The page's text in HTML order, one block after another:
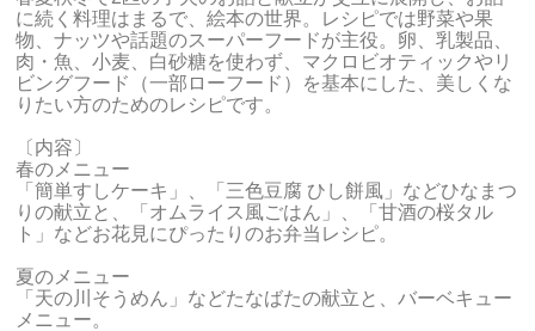
に続く料理はまるで、絵本の世界。レシピでは野菜や果
物、ナッツや話題のスーパーフードが主役。卵、乳製品、
肉・魚、小麦、白砂糖を使わず、マクロビオティックやリ
ビングフード（一部ローフード）を基本にした、美しくな
りたい方のためのレシピです。
〔内容〕
春のメニュー
「簡単すしケーキ」、「三色豆腐 ひし餅風」などひなまつ
りの献立と、「オムライス風ごはん」、「甘酒の桜タル
ト」などお花見にぴったりのお弁当レシピ。
夏のメニュー
「天の川そうめん」などたなばたの献立と、バーベキュー
メニュー。